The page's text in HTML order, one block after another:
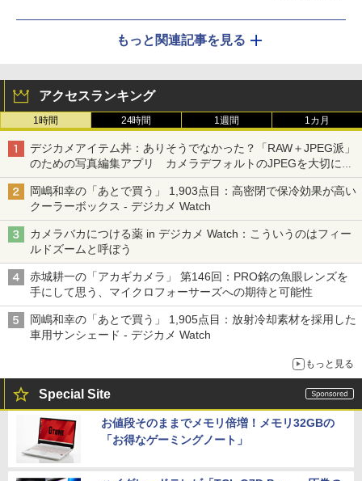
もっと関連記事を見る
アクセスランキング
1時間 24時間 1週間 1カ月
デジカメアイテム丼：ありそうでなかった？「RAW＋JPEG派」
のための写真編集アプリ カメラデフォルトのJPEGを大切にす
る「Filmator」
岡嶋和幸の「あとで買う」 1,903点目：高密閉で保冷効果が高い
クーラーボックス - デジカメ Watch
カメラバカにつける薬 in デジカメ Watch：こういうのはフィー
ルドズームと呼ぼう
赤城耕一の「アカギカメラ」 第146回：PRO銘の魚眼レンズを
手にして思う、マイクロフォーサーズへの期待と可能性
岡嶋和幸の「あとで買う」 1,905点目：放射冷却素材を採用した
車用サンシェード - デジカメ Watch
もっと見る
Special Site
お値段そのままでメモリ倍増！メモリ32GBの
「お得なゲーミングノート」